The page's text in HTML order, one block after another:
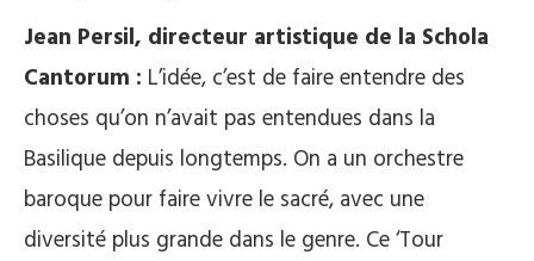
Jean Persil, directeur artistique de la Schola
Cantorum : L’idée, c’est de faire entendre des
choses qu’on n’avait pas entendues dans la
Basilique depuis longtemps. On a un orchestre
baroque pour faire vivre le sacré, avec une
diversité plus grande dans le genre. Ce ‘Tour